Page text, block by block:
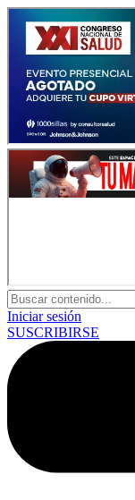
Iniciar sesión
SUSCRIBIRSE